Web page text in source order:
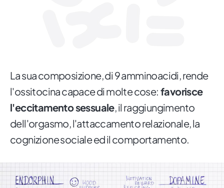
La sua composizione, di 9 amminoacidi, rende
l'ossitocina capace di molte cose: favorisce
l'eccitamento sessuale, il raggiungimento
dell'orgasmo, l'attaccamento relazionale, la
cognizione sociale ed il comportamento.